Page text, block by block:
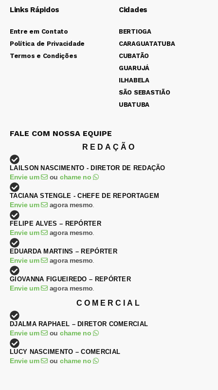
Links Rápidos
Entre em Contato
Política de Privacidade
Termos e Condições
Cidades
BERTIOGA
CARAGUATATUBA
CUBATÃO
GUARUJÁ
ILHABELA
SÃO SEBASTIÃO
UBATUBA
FALE COM NOSSA EQUIPE
REDAÇÃO
LAILSON NASCIMENTO - DIRETOR DE REDAÇÃO
Envie um ou chame no
TACIANA STENGLE - CHEFE DE REPORTAGEM
Envie um agora mesmo.
FELIPE ALVES – REPÓRTER
Envie um agora mesmo.
EDUARDA MARTINS – REPÓRTER
Envie um agora mesmo.
GIOVANNA FIGUEIREDO – REPÓRTER
Envie um agora mesmo.
COMERCIAL
DJALMA RAPHAEL – DIRETOR COMERCIAL
Envie um ou chame no
LUCY NASCIMENTO – COMERCIAL
Envie um ou chame no